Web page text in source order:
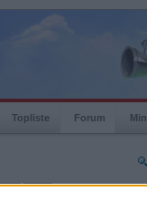
Topliste Forum